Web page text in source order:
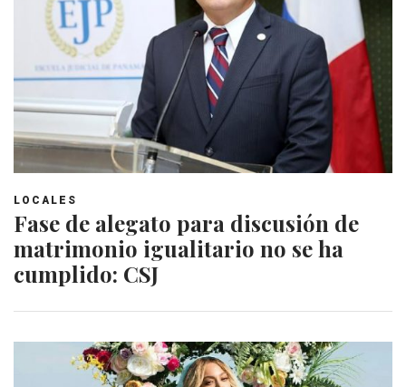
LOCALES
Fase de alegato para discusión de
matrimonio igualitario no se ha
cumplido: CSJ